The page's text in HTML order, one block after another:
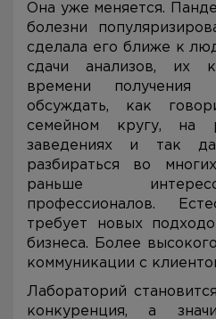
Она уже меняется.
болезни
сделала его ближе к
сдачи анализов, их
времени получения
обсуждать, как
семейном кругу, на
заведениях и так
разбираться во
раньше
профессионалов.
требует новых
бизнеса. Более
коммуникации с
Лабораторий
конкуренция, а